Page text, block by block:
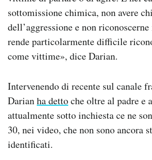
sottomissione chimica, non avere
dell’aggressione e non
rende particolarmente difficile
come vittime», dice Darian.
Intervenendo di recente sul canale
Darianha dettoche oltre al padre e
attualmente sotto inchiesta ce ne
30, nei video, che non sono ancora
identificati.